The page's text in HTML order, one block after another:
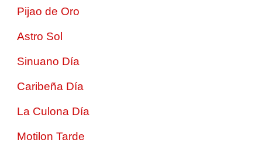
Pijao de Oro
Astro Sol
Sinuano Día
Caribeña Día
La Culona Día
Motilon Tarde